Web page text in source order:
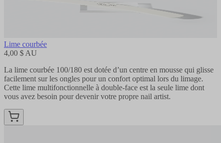
Lime courbée
4,00 $ AU
La lime courbée 100/180 est dotée d’un centre en mousse qui glisse
facilement sur les ongles pour un confort optimal lors du limage.
Cette lime multifonctionnelle à double-face est la seule lime dont
vous avez besoin pour devenir votre propre nail artist.